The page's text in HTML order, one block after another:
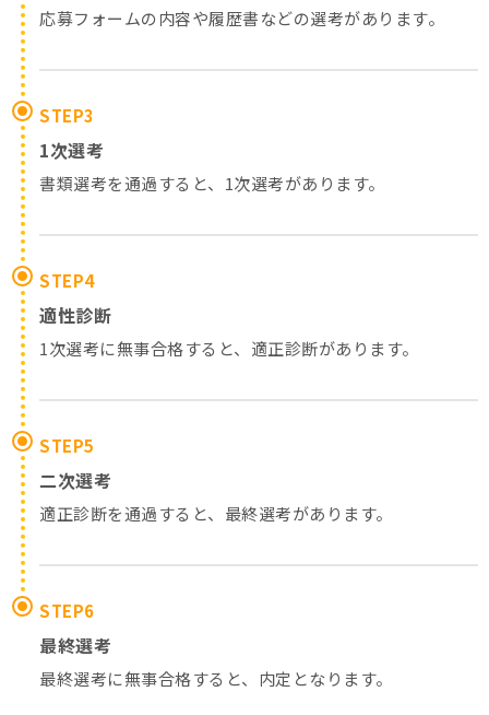
応募フォームの内容や履歴書などの選考があります。
STEP3
1次選考
書類選考を通過すると、1次選考があります。
STEP4
適性診断
1次選考に無事合格すると、適正診断があります。
STEP5
二次選考
適正診断を通過すると、最終選考があります。
STEP6
最終選考
最終選考に無事合格すると、内定となります。